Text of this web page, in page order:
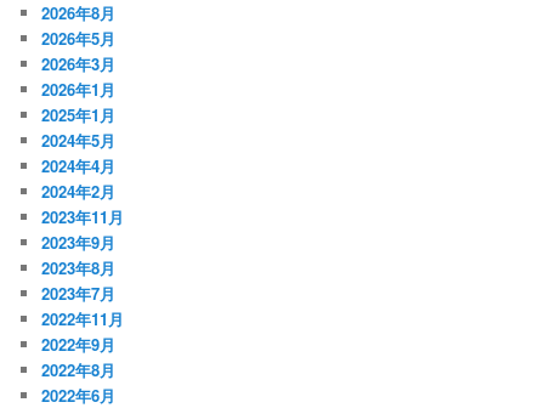
2026年8月
2026年5月
2026年3月
2026年1月
2025年1月
2024年5月
2024年4月
2024年2月
2023年11月
2023年9月
2023年8月
2023年7月
2022年11月
2022年9月
2022年8月
2022年6月